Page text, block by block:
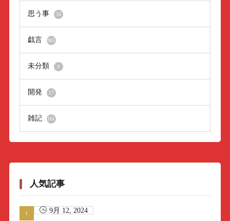
思う事 56
戯言 965
未分類 4
開発 17
雑記 161
人気記事
9月 12, 2024